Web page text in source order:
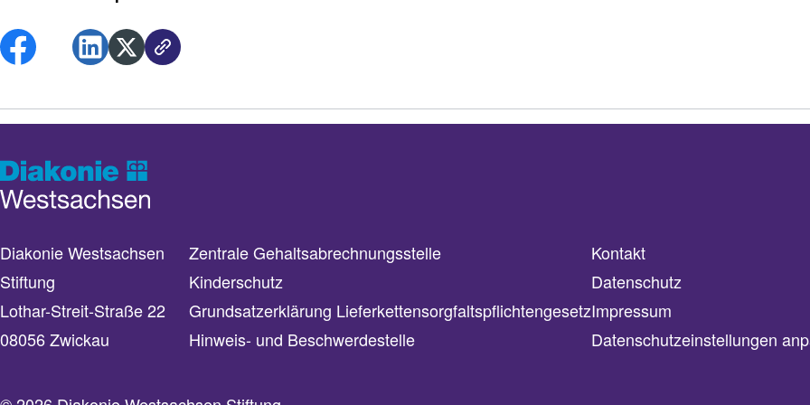
Diakonie Westsachsen
Stiftung
Lothar-Streit-Straße 22
08056 Zwickau
Zentrale Gehaltsabrechnungsstelle
Kinderschutz
Grundsatzerklärung Lieferkettensorgfaltspflichtengesetz
Hinweis- und Beschwerdestelle
Kontakt
Datenschutz
Impressum
Datenschutzeinstellungen